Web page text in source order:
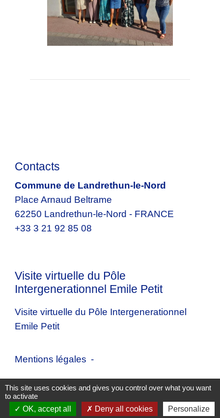
Contacts
Commune de Landrethun-le-Nord
Place Arnaud Beltrame
62250 Landrethun-le-Nord - FRANCE
+33 3 21 92 85 08
Visite virtuelle du Pôle
Intergenerationnel Emile Petit
Visite virtuelle du Pôle Intergenerationnel
Emile Petit
Mentions légales -
Politique de confidentialité - Accessibilité -
Plan du site - Gestion des cookies
This site uses cookies and gives you control over what you want
to activate
OK, accept all
Deny all cookies Personalize